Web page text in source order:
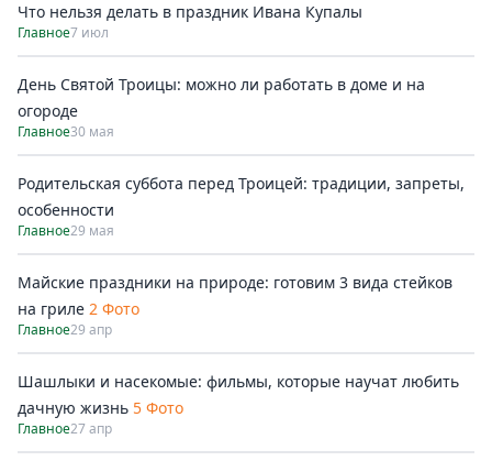
Что нельзя делать в праздник Ивана Купалы
Главное7 июл
День Святой Троицы: можно ли работать в доме и на
огороде
Главное30 мая
Родительская суббота перед Троицей: традиции, запреты,
особенности
Главное29 мая
Майские праздники на природе: готовим 3 вида стейков
на гриле 2 Фото
Главное29 апр
Шашлыки и насекомые: фильмы, которые научат любить
дачную жизнь 5 Фото
Главное27 апр